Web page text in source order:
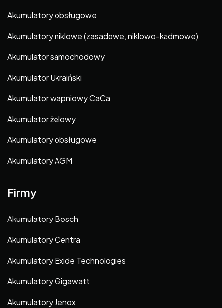
Akumulatory obsługowe
Akumulatory niklowe (zasadowe, niklowo-kadmowe)
Akumulator samochodowy
Akumulator Ukraiński
Akumulator wapniowy CaCa
Akumulator żelowy
Akumulatory obsługowe
Akumulatory AGM
Firmy
Akumulatory Bosch
Akumulatory Centra
Akumulatory Exide Technologies
Akumulatory Gigawatt
Akumulatory Jenox